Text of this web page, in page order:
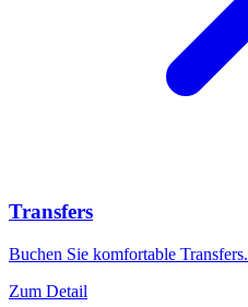
Transfers
Buchen Sie komfortable Transfers.
Zum Detail